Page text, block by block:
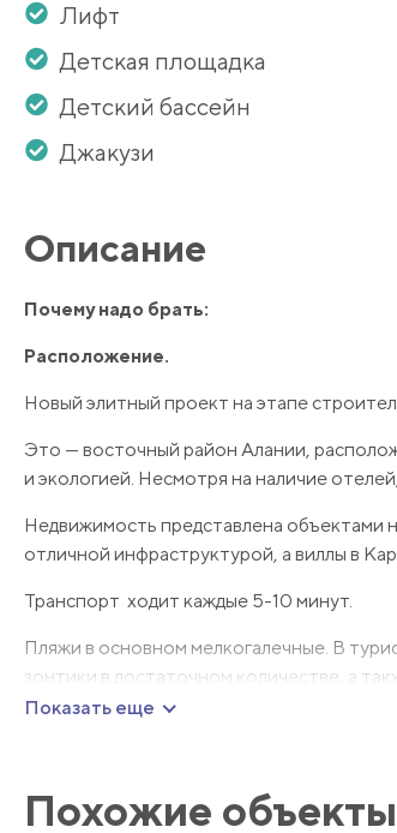
Лифт
Детская площадка
Детский бассейн
Джакузи
Описание
Почему надо брать:
Расположение.
Новый элитный проект на этапе
Это — восточный район Алании,
и экологией. Несмотря на наличие
Недвижимость представлена объектами
отличной инфраструктурой, а виллы в
Транспорт ходит каждые 5-10 минут.
Пляжи в основном мелкогалечные. В
зонтики в достаточном количестве, а
рестораны, площадки для детей,
Современный комплекс.
Показать еще
Похожие объекты